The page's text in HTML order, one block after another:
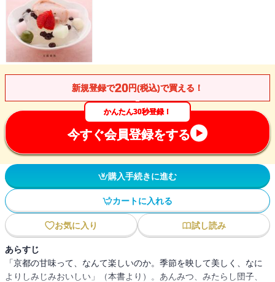
新規登録で20円(税込)で買える！
かんたん30秒登録！
今すぐ会員登録をする
購入手続きに進む
カートに入れる
お気に入り 試し読み
あらすじ
「京都の甘味って、なんて楽しいのか。季節を映して美しく、なに
よりしみじみおいしい」（本書より）。あんみつ、みたらし団子、